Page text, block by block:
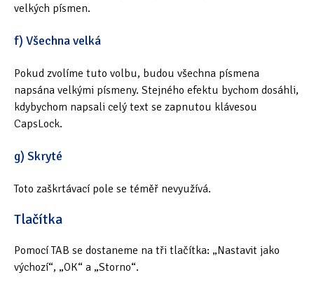
velkých písmen.
f) Všechna velká
Pokud zvolíme tuto volbu, budou všechna písmena
napsána velkými písmeny. Stejného efektu bychom dosáhli,
kdybychom napsali celý text se zapnutou klávesou
CapsLock.
g) Skryté
Toto zaškrtávací pole se téměř nevyužívá.
Tlačítka
Pomocí TAB se dostaneme na tři tlačítka: „Nastavit jako
výchozí“, „OK“ a „Storno“.